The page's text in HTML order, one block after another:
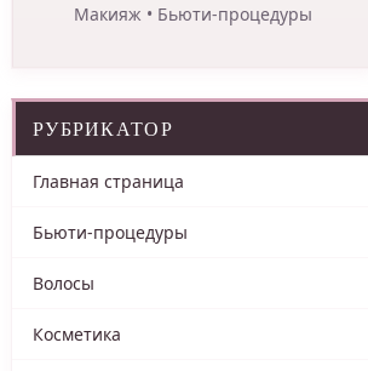
Макияж • Бьюти-процедуры
РУБРИКАТОР
Главная страница
Бьюти-процедуры
Волосы
Косметика